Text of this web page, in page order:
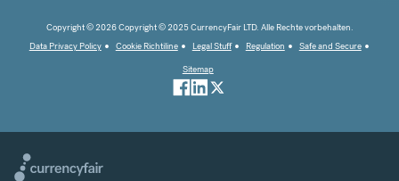
Copyright © 2026 Copyright © 2025 CurrencyFair LTD. Alle Rechte vorbehalten.
Data Privacy Policy
Cookie Richtiline Legal Stuff Regulation
Safe and Secure
Sitemap